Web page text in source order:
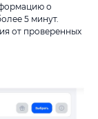
о
5 минут.
от проверенных